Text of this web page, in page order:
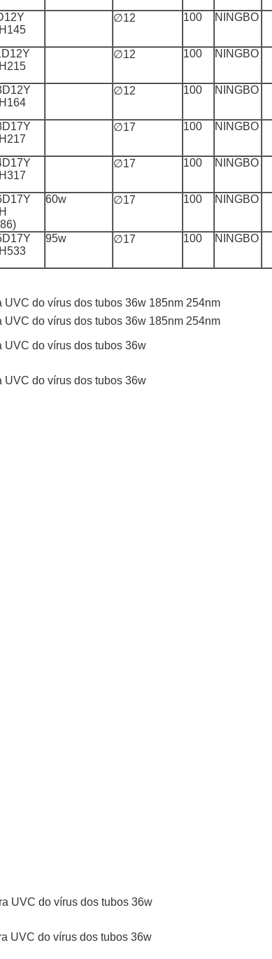
∅12 100 NINGBO
∅12 100 NINGBO
∅12 100 NINGBO
∅17 100 NINGBO
∅17 100 NINGBO
60w ∅17 100 NINGBO
95w ∅17 100 NINGBO